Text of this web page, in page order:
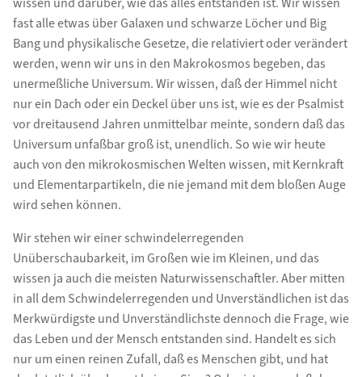
fast alle etwas über Galaxen und schwarze Löcher und Big
Bang und physikalische Gesetze, die relativiert oder verändert
werden, wenn wir uns in den Makrokosmos begeben, das
unermeßliche Universum. Wir wissen, daß der Himmel nicht
nur ein Dach oder ein Deckel über uns ist, wie es der Psalmist
vor dreitausend Jahren unmittelbar meinte, sondern daß das
Universum unfaßbar groß ist, unendlich. So wie wir heute
auch von den mikrokosmischen Welten wissen, mit Kernkraft
und Elementarpartikeln, die nie jemand mit dem bloßen Auge
wird sehen können.
Wir stehen wir einer schwindelerregenden
Unüberschaubarkeit, im Großen wie im Kleinen, und das
wissen ja auch die meisten Naturwissenschaftler. Aber mitten
in all dem Schwindelerregenden und Unverständlichen ist das
Merkwürdigste und Unverständlichste dennoch die Frage, wie
das Leben und der Mensch entstanden sind. Handelt es sich
nur um einen reinen Zufall, daß es Menschen gibt, und hat